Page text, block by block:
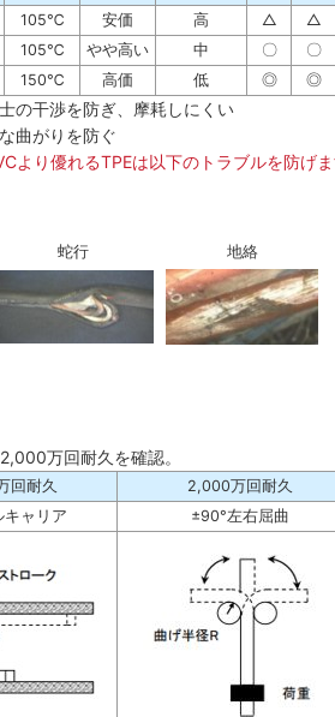
105℃ 安価 高 △
△
105℃ やや高い 中 〇
〇
150℃ 高価 低 ◎ ◎
干渉を防ぎ、摩耗しにくい
曲がりを防ぐ
より優れるTPEは以下のトラブルを防げ
蛇行 地絡
万回耐久を確認。
回耐久 2,000万回耐久
キャリア ±90°左右屈曲